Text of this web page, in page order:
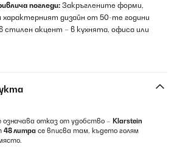
погледи: Закръглените форми,
характерният дизайн от 50-те години
стилен акцент – в кухнята, офиса или
отказ от удобство – Klarstein
48 литра се вписва там, където голям